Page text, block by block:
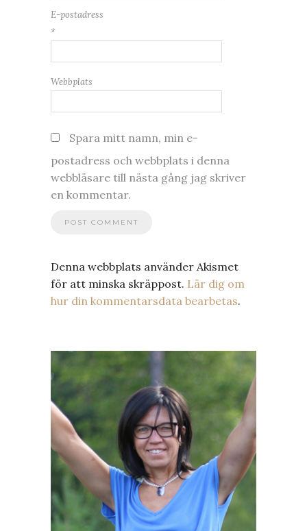
E-postadress
*
Webbplats
Spara mitt namn, min e-
postadress och webbplats i denna
webbläsare till nästa gång jag skriver
en kommentar.
Denna webbplats använder Akismet
för att minska skräppost. Lär dig om
hur din kommentarsdata bearbetas.